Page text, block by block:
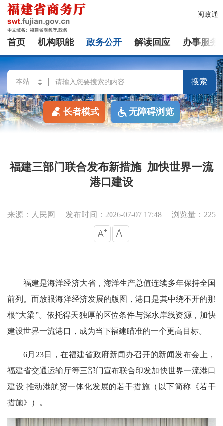
闽政通
首页 机构职能 政务公开 解读回应 办事服务
搜索
长者模式 无障碍浏览
福建三部门联合发布新措施 加快世界一流
港口建设
来源：人民网 发布时间：2026-07-07 17:48 浏览量：225
福建是海洋经济大省，海洋生产总值连续多年保持全国
前列。而放眼海洋经济发展的版图，港口是其中绕不开的那
根“大梁”。依托得天独厚的区位条件与深水岸线资源，加快
建设世界一流港口，成为当下福建瞄准的一个更高目标。
6月23日，在福建省政府新闻办召开的新闻发布会上，
福建省交通运输厅等三部门宣布联合印发加快世界一流港口
建设 推动港航贸一体化发展的若干措施（以下简称《若干
措施》）。